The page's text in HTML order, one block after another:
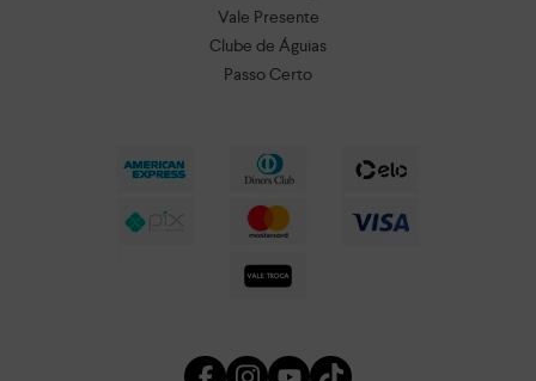
Vale Presente
Clube de Águias
Passo Certo